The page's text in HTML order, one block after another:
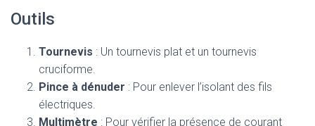
Outils
Tournevis : Un tournevis plat et un tournevis
cruciforme.
Pince à dénuder : Pour enlever l’isolant des fils
électriques.
Multimètre : Pour vérifier la présence de courant